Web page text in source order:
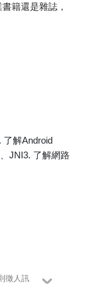
籍還是雜誌，
了解Android
JNI3. 了解網路
徵人訊